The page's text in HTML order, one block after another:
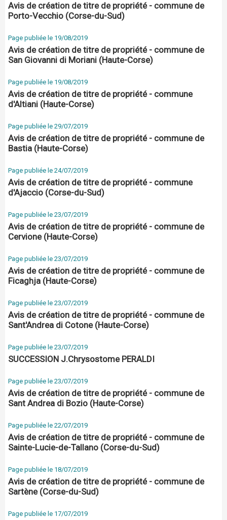
Avis de création de titre de propriété - commune de
Porto-Vecchio (Corse-du-Sud)
Page publiée le 19/08/2019
Avis de création de titre de propriété - commune de
San Giovanni di Moriani (Haute-Corse)
Page publiée le 19/08/2019
Avis de création de titre de propriété - commune
d'Altiani (Haute-Corse)
Page publiée le 29/07/2019
Avis de création de titre de propriété - commune de
Bastia (Haute-Corse)
Page publiée le 24/07/2019
Avis de création de titre de propriété - commune
d'Ajaccio (Corse-du-Sud)
Page publiée le 23/07/2019
Avis de création de titre de propriété - commune de
Cervione (Haute-Corse)
Page publiée le 23/07/2019
Avis de création de titre de propriété - commune de
Ficaghja (Haute-Corse)
Page publiée le 23/07/2019
Avis de création de titre de propriété - commune de
Sant'Andrea di Cotone (Haute-Corse)
Page publiée le 23/07/2019
SUCCESSION J.Chrysostome PERALDI
Page publiée le 23/07/2019
Avis de création de titre de propriété - commune de
Sant Andrea di Bozio (Haute-Corse)
Page publiée le 22/07/2019
Avis de création de titre de propriété - commune de
Sainte-Lucie-de-Tallano (Corse-du-Sud)
Page publiée le 18/07/2019
Avis de création de titre de propriété - commune de
Sartène (Corse-du-Sud)
Page publiée le 17/07/2019